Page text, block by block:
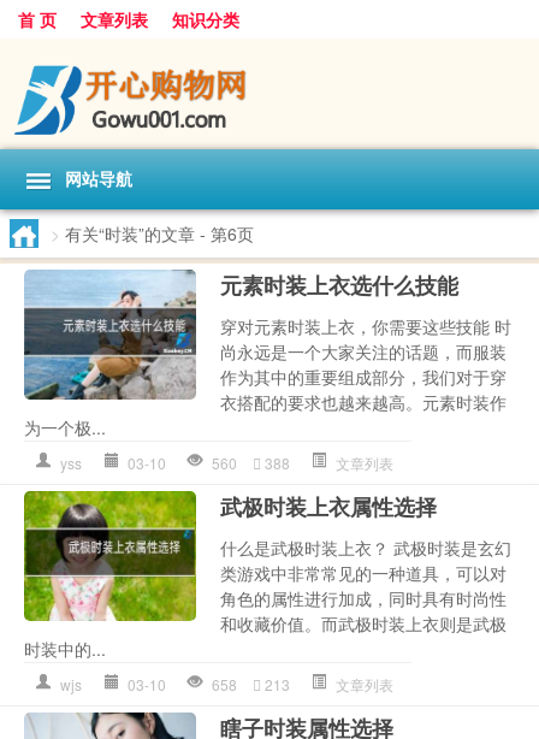
首 页 文章列表 知识分类
网站导航
> 有关“时装”的文章 - 第6页
元素时装上衣选什么技能
穿对元素时装上衣，你需要这些技能 时
尚永远是一个大家关注的话题，而服装
作为其中的重要组成部分，我们对于穿
衣搭配的要求也越来越高。元素时装作
为一个极...
yss 03-10 560 388 文章列表
武极时装上衣属性选择
什么是武极时装上衣？ 武极时装是玄幻
类游戏中非常常见的一种道具，可以对
角色的属性进行加成，同时具有时尚性
和收藏价值。而武极时装上衣则是武极
时装中的...
wjs 03-10 658 213 文章列表
瞎子时装属性选择